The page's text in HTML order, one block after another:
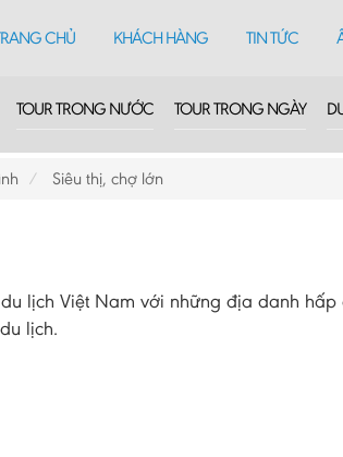
CHỦ KHÁCH HÀNG TIN TỨC
TOUR TRONG NƯỚC TOUR TRONG NGÀY
Siêu thị, chợ lớn
lịch Việt Nam với những địa danh hấp
lịch.